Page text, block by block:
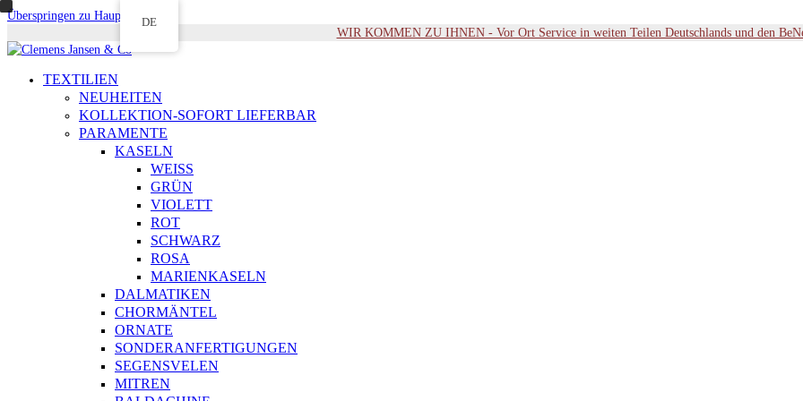
Überspringen zu Hauptinhalt
WIR KOMMEN ZU IHNEN - Vor Ort Service in weiten Teilen Deutschlands und den
TEXTILIEN
NEUHEITEN
KOLLEKTION-SOFORT LIEFERBAR
PARAMENTE
KASELN
WEISS
GRÜN
VIOLETT
ROT
SCHWARZ
ROSA
MARIENKASELN
DALMATIKEN
CHORMÄNTEL
ORNATE
SONDERANFERTIGUNGEN
SEGENSVELEN
MITREN
DE